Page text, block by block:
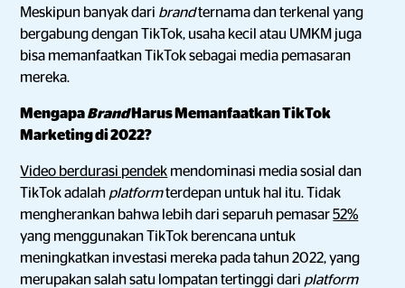
Meskipun banyak dari brandternama dan terkenal yang
bergabung dengan TikTok, usaha kecil atau UMKM juga
bisa memanfaatkan TikTok sebagai media pemasaran
mereka.
MengapaBrandHarus Memanfaatkan TikTok
Marketing di 2022?
Video berdurasi pendek mendominasi media sosial dan
TikTok adalah platformterdepan untuk hal itu. Tidak
mengherankan bahwa lebih dari separuh pemasar52%
yang menggunakan TikTok berencana untuk
meningkatkan investasi mereka pada tahun 2022, yang
merupakan salah satu lompatan tertinggi dari platform